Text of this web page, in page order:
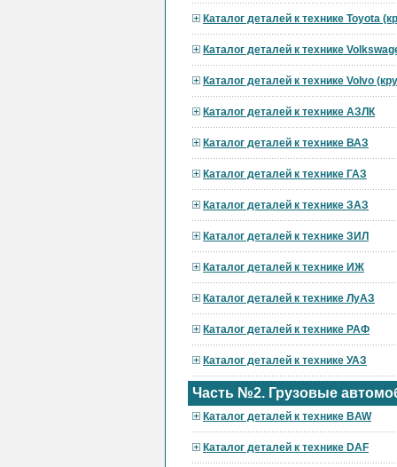
Каталог деталей к технике Toyota
Каталог деталей к технике
Каталог деталей к технике Volvo
Каталог деталей к технике АЗЛК
Каталог деталей к технике ВАЗ
Каталог деталей к технике ГАЗ
Каталог деталей к технике ЗАЗ
Каталог деталей к технике ЗИЛ
Каталог деталей к технике ИЖ
Каталог деталей к технике ЛуАЗ
Каталог деталей к технике РАФ
Каталог деталей к технике УАЗ
Часть №2. Грузовые
Каталог деталей к технике BAW
Каталог деталей к технике DAF